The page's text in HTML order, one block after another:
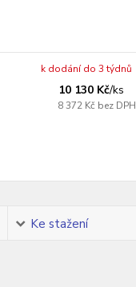
10 130 Kč/ks
8 372 Kč bez DPH
k dodání do 3 týdnů
Ke stažení